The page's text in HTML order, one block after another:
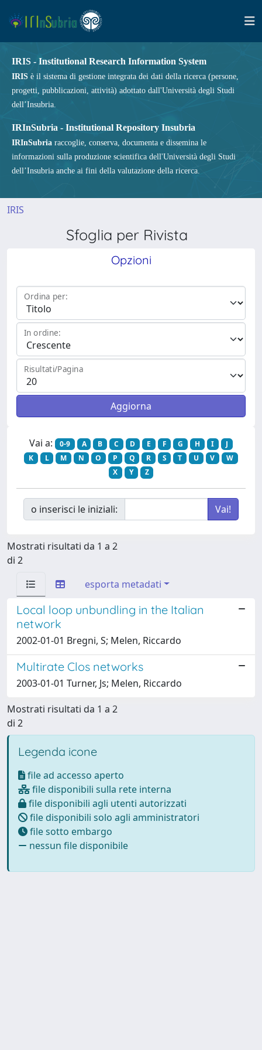
IRIS - Institutional Research Information System
IRIS è il sistema di gestione integrata dei dati della ricerca (persone,
progetti, pubblicazioni, attività) adottato dall'Università degli Studi
dell’Insubria.
IRInSubria - Institutional Repository Insubria
IRInSubria raccoglie, conserva, documenta e dissemina le
informazioni sulla produzione scientifica dell'Università degli Studi
dell’Insubria anche ai fini della valutazione della ricerca.
IRIS
Sfoglia per Rivista
Opzioni
Ordina per:
In ordine:
Risultati/Pagina
Vai a: 0-9 A B C D E F G H I
J
K
L M N O P Q R S T U V
W
X
Y Z
o inserisci le iniziali:
Mostrati risultati da 1 a 2
di 2
esporta metadati
Local loop unbundling in the Italian
network
2002-01-01 Bregni, S; Melen, Riccardo
Multirate Clos networks
2003-01-01 Turner, Js; Melen, Riccardo
Mostrati risultati da 1 a 2
di 2
Legenda icone
file ad accesso aperto
file disponibili sulla rete interna
file disponibili agli utenti autorizzati
file disponibili solo agli amministratori
file sotto embargo
nessun file disponibile